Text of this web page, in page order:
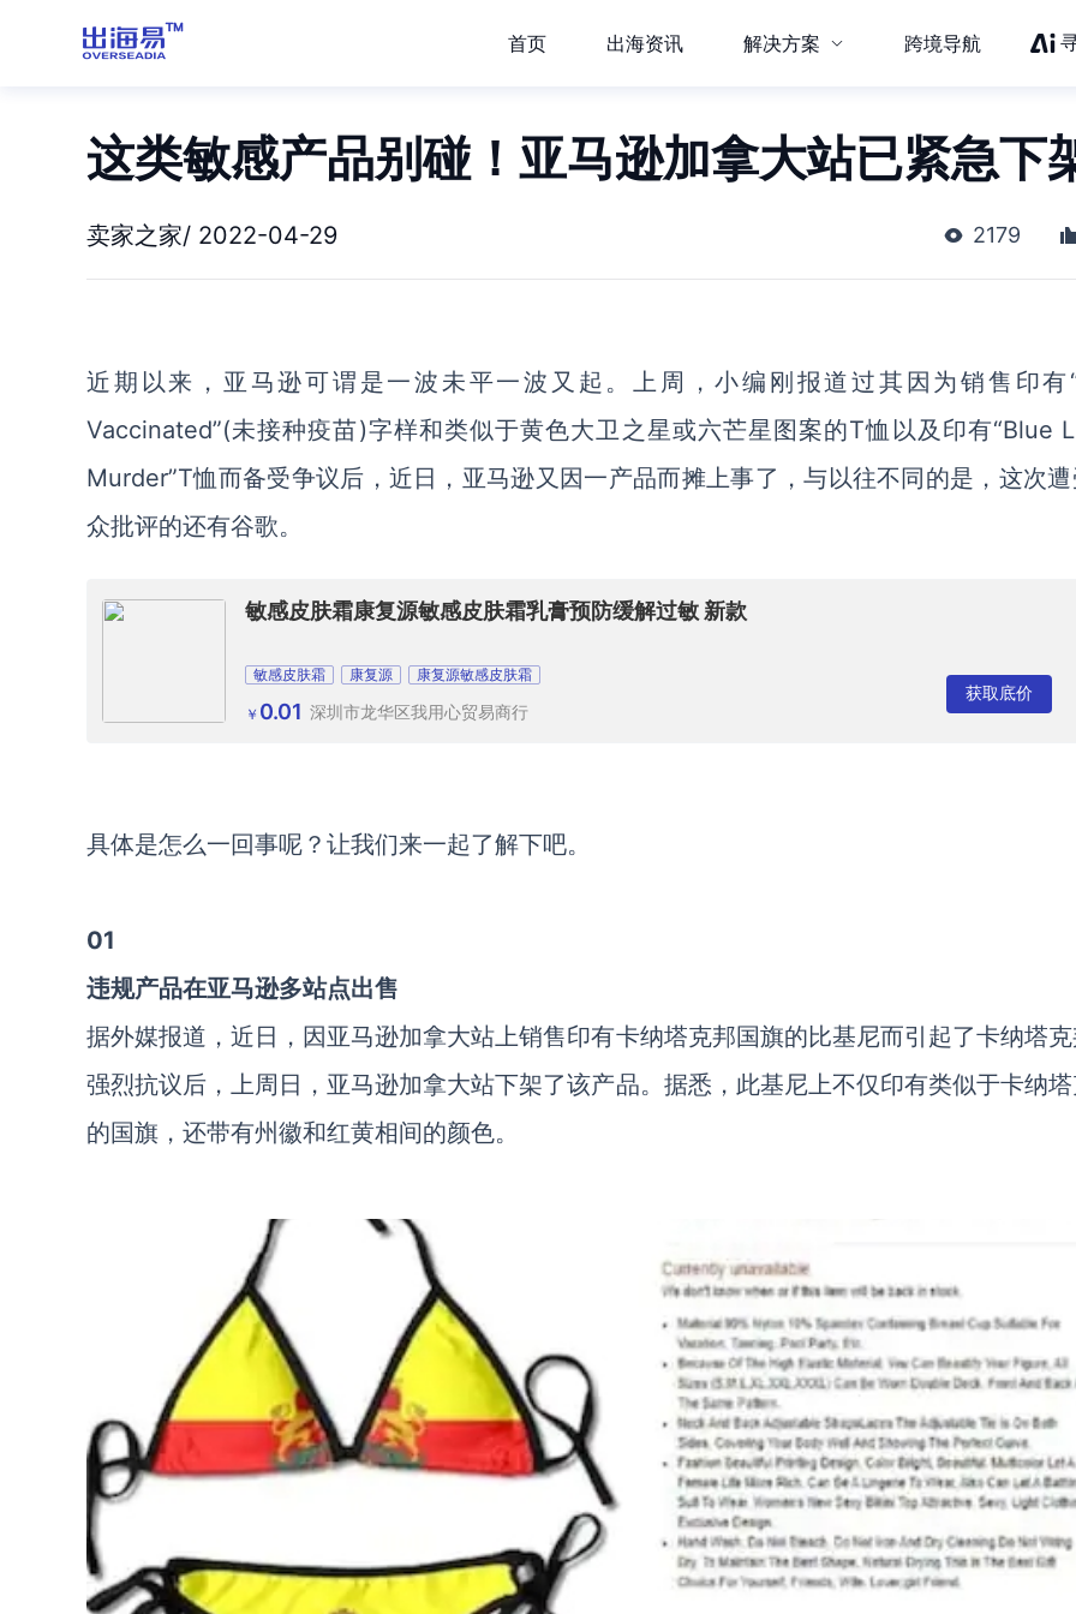
首页 出海资讯 解决方案 跨境导航
这类敏感产品别碰！亚马逊加拿大站已紧急下
卖家之家/ 2022-04-29 2179
近期以来，亚马逊可谓是一波未平一波又起。上周，小编刚报道过其因为销售印有
Vaccinated”(未接种疫苗)字样和类似于黄色大卫之星或六芒星图案的T恤以及印有“Blue
Murder”T恤而备受争议后，近日，亚马逊又因一产品而摊上事了，与以往不同的是，这次
众批评的还有谷歌。
敏感皮肤霜康复源敏感皮肤霜乳膏预防缓解过敏 新款
敏感皮肤霜 康复源 康复源敏感皮肤霜
￥ 0.01 深圳市龙华区我用心贸易商行
获取底价
具体是怎么一回事呢？让我们来一起了解下吧。
01
违规产品在亚马逊多站点出售
据外媒报道，近日，因亚马逊加拿大站上销售印有卡纳塔克邦国旗的比基尼而引起了卡纳塔
强烈抗议后，上周日，亚马逊加拿大站下架了该产品。据悉，此基尼上不仅印有类似于卡纳
的国旗，还带有州徽和红黄相间的颜色。